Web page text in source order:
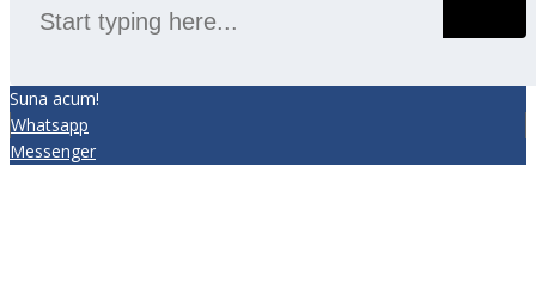
Suna acum!
Whatsapp
Messenger